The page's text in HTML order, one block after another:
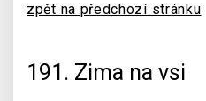
zpět na předchozí stránku
191. Zima na vsi